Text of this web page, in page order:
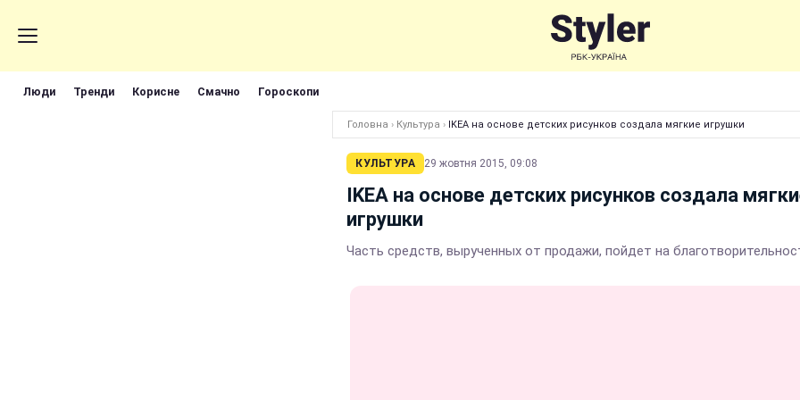
Люди Тренди Корисне Смачно Гороскопи
Головна › Культура › IKEA на основе детских рисунков создала мягкие игрушки
КУЛЬТУРА 29 жовтня 2015, 09:08
IKEA на основе детских рисунков создала
игрушки
Часть средств, вырученных от продажи, пойдет на